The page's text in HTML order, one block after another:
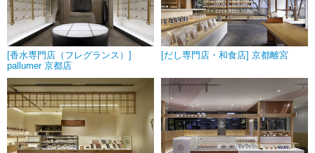
[香水専門店（フレグランス）]
pallumer 京都店
[だし専門店・和食店] 京都離宮